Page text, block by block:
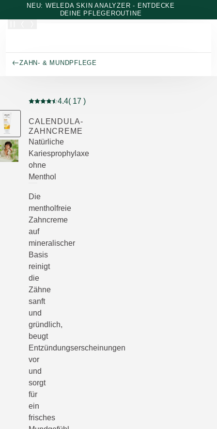
Zum Hauptinhalt wechseln
NEU: WELEDA SKIN ANALYZER - ENTDECKE
DEINE PFLEGEROUTINE
ZAHN- & MUNDPFLEGE
Aktuelle Bewertung: 4.4 von 5 Sternen bewertet von
4.4( 17 )
CALENDULA-
ZAHNCREME
Natürliche
Kariesprophylaxe
ohne
Menthol
Die
mentholfreie
Zahncreme
auf
mineralischer
Basis
reinigt
die
Zähne
sanft
und
gründlich,
beugt
Entzündungserscheinungen
vor
und
sorgt
für
ein
frisches